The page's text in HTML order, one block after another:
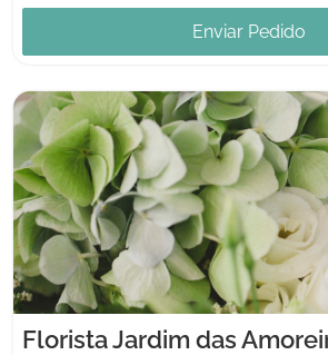
Enviar Pedido
Florista Jardim das